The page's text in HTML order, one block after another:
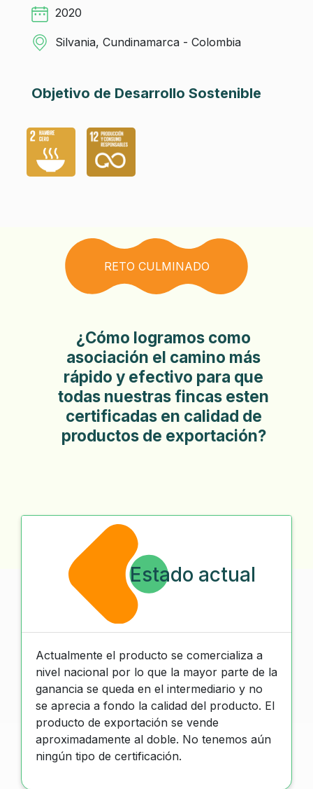
2020
Silvania, Cundinamarca - Colombia
Objetivo de Desarrollo Sostenible
RETO CULMINADO
¿Cómo logramos como
asociación el camino más
rápido y efectivo para que
todas nuestras fincas esten
certificadas en calidad de
productos de exportación?
Estado actual
Actualmente el producto se comercializa a
nivel nacional por lo que la mayor parte de la
ganancia se queda en el intermediario y no
se aprecia a fondo la calidad del producto. El
producto de exportación se vende
aproximadamente al doble. No tenemos aún
ningún tipo de certificación.